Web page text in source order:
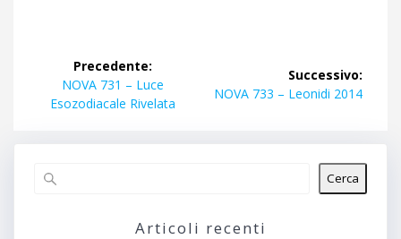
Navigazione
articoli
Precedente:
Articolo
precedente:
NOVA 731 – Luce
Esozodiacale Rivelata
Successivo:
Articolo
NOVA 733 – Leonidi 2014
Cerca
Articoli recenti